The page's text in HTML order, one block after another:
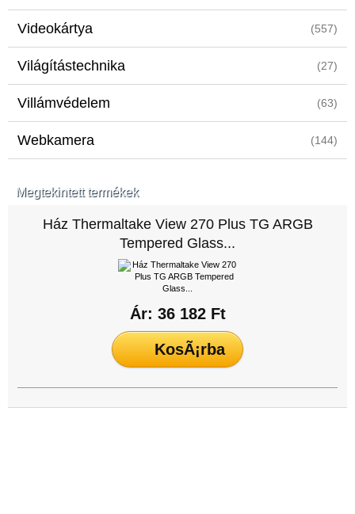
Videokártya (557)
Világítástechnika (27)
Villámvédelem (63)
Webkamera (144)
Megtekintett termékek
Ház Thermaltake View 270 Plus TG ARGB
Tempered Glass...
Ár: 36 182 Ft